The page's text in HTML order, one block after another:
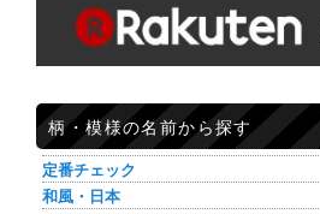
柄・模様の名前から探す
定番チェック
和風・日本